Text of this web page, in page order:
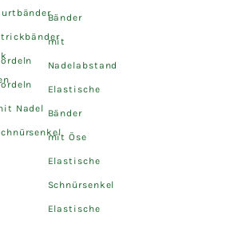
Nadel
Bänder
mit
Nadelabstand
Elastische
Bänder
mit Öse
Elastische
Schnürsenkel
Elastische